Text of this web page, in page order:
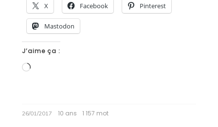
X Facebook Pinterest
Mastodon
J’aime ça :
Chargement…
26/01/2017 10 ans 1 157 mot